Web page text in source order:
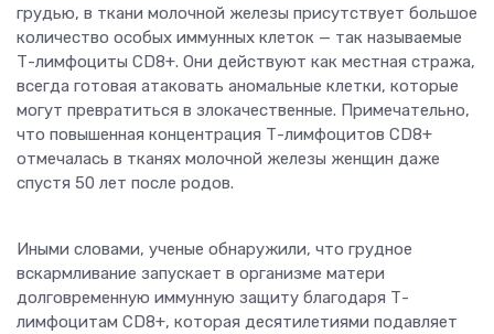
грудью, в ткани молочной железы присутствует большое
количество особых иммунных клеток — так называемые
Т-лимфоциты CD8+. Они действуют как местная стража,
всегда готовая атаковать аномальные клетки, которые
могут превратиться в злокачественные. Примечательно,
что повышенная концентрация Т-лимфоцитов CD8+
отмечалась в тканях молочной железы женщин даже
спустя 50 лет после родов.
Иными словами, ученые обнаружили, что грудное
вскармливание запускает в организме матери
долговременную иммунную защиту благодаря Т-
лимфоцитам CD8+, которая десятилетиями подавляет